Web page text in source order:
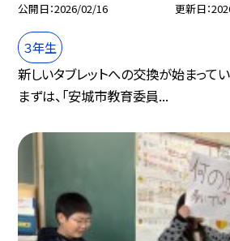
公開日 2026/02/16 更新日
３年生
新しいタブレットへの交換が始まって
まずは、「安城市教育委員...